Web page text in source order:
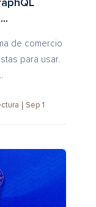
de comercio
para usar.
Sep 1